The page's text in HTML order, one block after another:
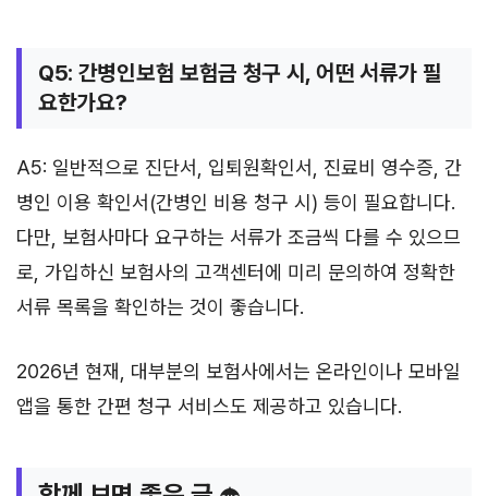
Q5: 간병인보험 보험금 청구 시, 어떤 서류가 필
요한가요?
A5: 일반적으로 진단서, 입퇴원확인서, 진료비 영수증, 간
병인 이용 확인서(간병인 비용 청구 시) 등이 필요합니다.
다만, 보험사마다 요구하는 서류가 조금씩 다를 수 있으므
로, 가입하신 보험사의 고객센터에 미리 문의하여 정확한
서류 목록을 확인하는 것이 좋습니다.
2026년 현재, 대부분의 보험사에서는 온라인이나 모바일
앱을 통한 간편 청구 서비스도 제공하고 있습니다.